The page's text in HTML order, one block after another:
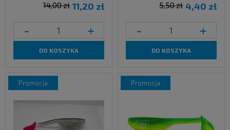
11,20 zł
14,00 zł
- +
DO KOSZYKA
4,40 zł
5,50 zł
- +
DO KOSZYKA
promocja promocja